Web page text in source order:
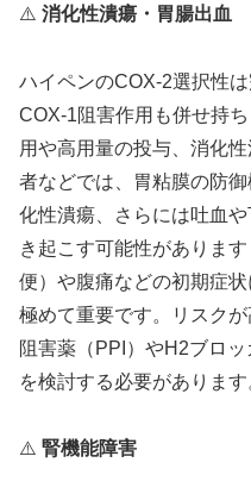
⚠️ 消化性潰瘍・胃腸出血
ハイペンのCOX-2選択性
COX-1阻害作用も併せ持
用や高用量の投与、消化
者などでは、胃粘膜の防
化性潰瘍、さらには吐血
き起こす可能性がありま
便）や腹痛などの初期症
極めて重要です。リスク
阻害薬（PPI）やH2ブロ
を検討する必要があります
⚠️ 腎機能障害